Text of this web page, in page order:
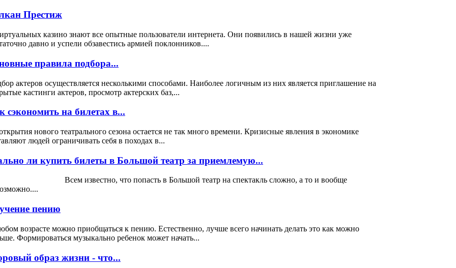
Престиж
казино знают все опытные пользователи интернета. Они появились в нашей жизни уже
давно и успели обзавестись армией поклонников....
правила подбора...
актеров осуществляется несколькими способами. Наиболее логичным из них является приглашение на
кастинги актеров, просмотр актерских баз,...
сэкономить на билетах в...
нового театрального сезона остается не так много времени. Кризисные явления в экономике
людей ограничивать себя в походах в...
ли купить билеты в Большой театр за приемлемую...
известно, что попасть в Большой театр на спектакль сложно, а то и вообще
пению
возрасте можно приобщаться к пению. Естественно, лучше всего начинать делать это как можно
Формироваться музыкально ребенок может начать...
образ жизни - что...